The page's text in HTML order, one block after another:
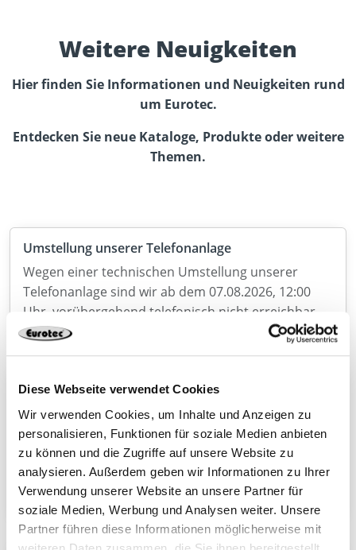
Diese Webseite verwendet Cookies
Wir verwenden Cookies, um Inhalte und Anzeigen zu
personalisieren, Funktionen für soziale Medien anbieten
zu können und die Zugriffe auf unsere Website zu
analysieren. Außerdem geben wir Informationen zu Ihrer
Verwendung unserer Website an unsere Partner für
soziale Medien, Werbung und Analysen weiter. Unsere
Partner führen diese Informationen möglicherweise mit
Weitere Neuigkeiten
Hier finden Sie Informationen und Neuigkeiten rund
um Eurotec.
Entdecken Sie neue Kataloge, Produkte oder weitere
Themen.
Umstellung unserer Telefonanlage
Wegen einer technischen Umstellung unserer
Telefonanlage sind wir ab dem 07.08.2026, 12:00
Uhr, vorübergehend telefonisch nicht erreichbar.
Vielseitige Schraubfundamente erweitern ab sofort
Mit einer neuen Produktreihe an
Schraubfundamenten wird das Sortiment um eine
flexible und zukunftsorientierte Fundamentlösung
erweitert.